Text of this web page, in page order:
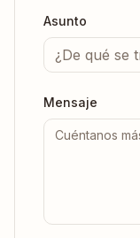
Asunto
Mensaje